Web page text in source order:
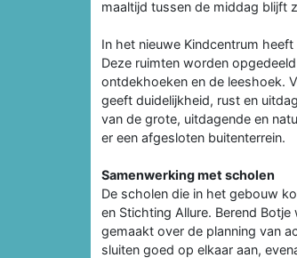
maaltijd tussen de middag blijft
In het nieuwe Kindcentrum
Deze ruimten worden
ontdekhoeken en de leeshoek.
geeft duidelijkheid, rust en
van de grote, uitdagende en
er een afgesloten buitenterrein.
Samenwerking met scholen
De scholen die in het gebouw
en Stichting Allure. Berend
gemaakt over de planning van
sluiten goed op elkaar aan,